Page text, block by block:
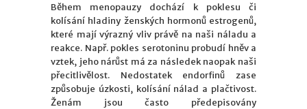
Během menopauzy dochází k poklesu či
kolísání hladiny ženských hormonů estrogenů,
které mají výrazný vliv právě na naši náladu a
reakce. Např. pokles serotoninu probudí hněv a
vztek, jeho nárůst má za následek naopak naši
přecitlivělost. Nedostatek endorfinů zase
způsobuje úzkosti, kolísání nálad a plačtivost.
Ženám jsou často předepisovány